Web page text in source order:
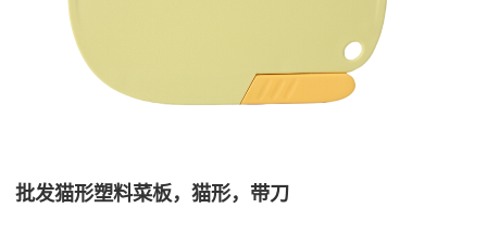
批发猫形塑料菜板，猫形，带刀